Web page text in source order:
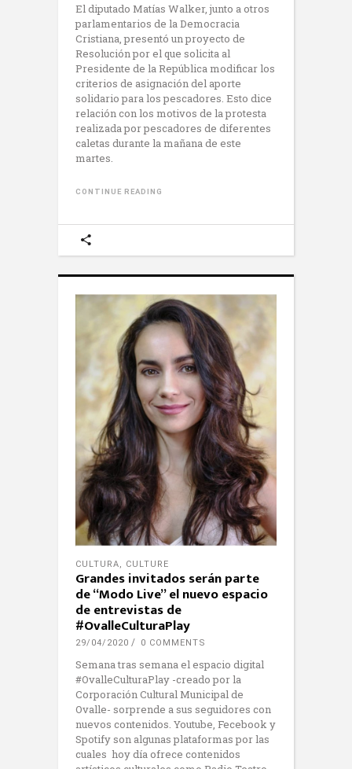
El diputado Matías Walker, junto a otros
parlamentarios de la Democracia
Cristiana, presentó un proyecto de
Resolución por el que solicita al
Presidente de la República modificar los
criterios de asignación del aporte
solidario para los pescadores. Esto dice
relación con los motivos de la protesta
realizada por pescadores de diferentes
caletas durante la mañana de este
martes.
CONTINUE READING
CULTURA, CULTURE
Grandes invitados serán parte
de “Modo Live” el nuevo espacio
de entrevistas de
#OvalleCulturaPlay
29/04/2020 0 COMMENTS
Semana tras semana el espacio digital
#OvalleCulturaPlay -creado por la
Corporación Cultural Municipal de
Ovalle- sorprende a sus seguidores con
nuevos contenidos. Youtube, Fecebook y
Spotify son algunas plataformas por las
cuales hoy día ofrece contenidos